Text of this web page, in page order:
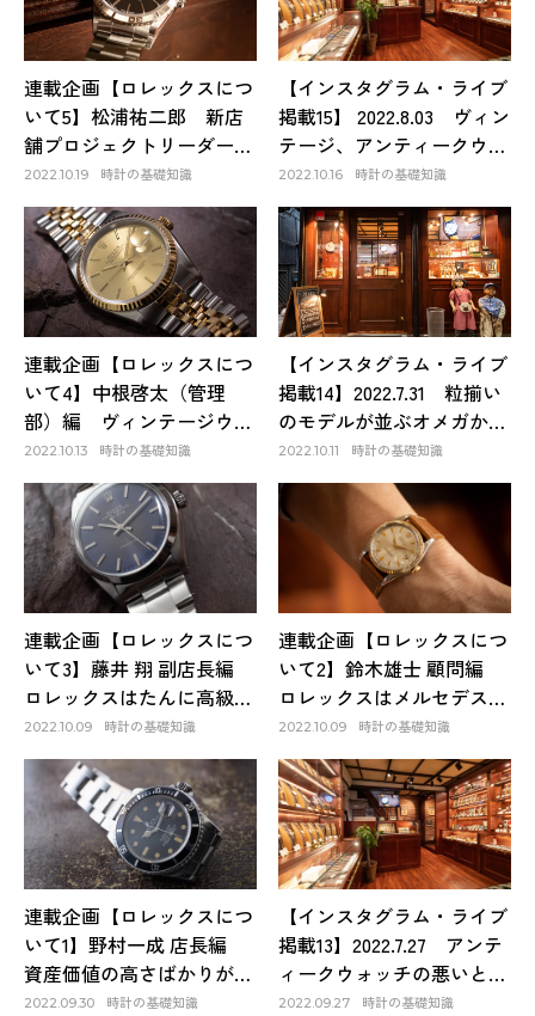
連載企画【ロレックスにつ
いて5】松浦祐二郎 新店
舗プロジェクトリーダー
編 どんなスタイルでも、
どんなキャラクターでも必
ず似合うモデルがある。や
っぱりスゴイ、ロレックス
の完成度と多様性
2022.10.19 時計の基礎知識
【インスタグラム・ライブ
掲載15】 2022.8.03 ヴィン
テージ、アンティークウォ
ッチのメンテナンス間隔
は、1960年代以降の時計な
らばオリンピックと覚えて
おこう！
2022.10.16 時計の基礎知識
連載企画【ロレックスにつ
いて4】中根啓太（管理
部）編 ヴィンテージウォ
ッチにおいて、最高の安心
感、実用性を持っているの
は、90年代のロレックスで
ある
2022.10.13 時計の基礎知識
【インスタグラム・ライブ
掲載14】2022.7.31 粒揃い
のモデルが並ぶオメガから
は、あのファーストムーン
ウォッチが登場！キャタピ
ラーブレス付きの希少モデ
ルは必見
2022.10.11 時計の基礎知識
連載企画【ロレックスにつ
いて3】藤井 翔 副店長編
ロレックスはたんに高級と
いうだけでなく、機能面で
も価格の面でも安心感のあ
る腕時計なのだ
2022.10.09 時計の基礎知識
連載企画【ロレックスにつ
いて2】鈴木雄士 顧問編
ロレックスはメルセデス・
ベンツ! クルマ好きでもあ
る顧問が話す格別な存在感
2022.10.09 時計の基礎知識
連載企画【ロレックスにつ
いて1】野村一成 店長編
資産価値の高さばかりが目
立つ昨今のロレックスだ
2022.09.30 時計の基礎知識
【インスタグラム・ライブ
掲載13】2022.7.27 アンテ
ィークウォッチの悪いとこ
ろを語るセッション。欠点
2022.09.27 時計の基礎知識